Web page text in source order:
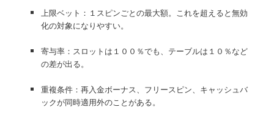
上限ベット：１スピンごとの最大額。これを超えると無効
化の対象になりやすい。
寄与率：スロットは１００％でも、テーブルは１０％など
の差が出る。
重複条件：再入金ボーナス、フリースピン、キャッシュバ
ックが同時適用外のことがある。